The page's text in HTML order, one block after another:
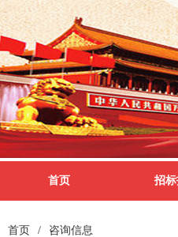
首页 招
首页 / 咨询信息